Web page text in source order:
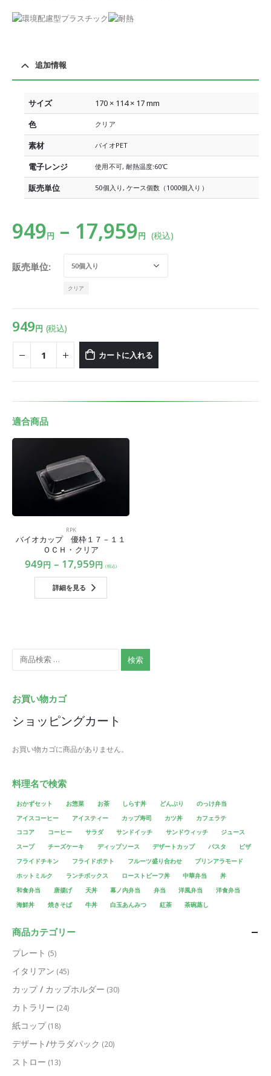
追加情報
サイズ
170 × 114 × 17 mm
色
クリア
素材 バイオPET
電子レンジ 使用不可, 耐熱温度:60℃
販売単位 50個入り, ケース個数（1000個入り）
949円 – 17,959円 (税込)
販売単位
クリア
949円 (税込)
カートに入れる
適合商品
RPK
バイオカップ 優枠１７－１１
ＯＣＨ・クリア
949円 – 17,959円 (税込)
詳細を見る
検索
お買い物カゴ
ショッピングカート
お買い物カゴに商品がありません。
料理名で検索
おかずセット お惣菜 お茶 しらす丼 どんぶり
のっけ弁当
アイスコーヒー
アイスティー カップ寿司 カツ丼
カフェラテ
ココア
コーヒー サラダ サンドイッチ サンドウィッチ
ジュース
スープ
チーズケーキ ディップソース デザートカップ パスタ
ピザ
フライドチキン
フライドポテト フルーツ盛り合わせ
プリンアラモード
ホットミルク
ランチボックス ローストビーフ丼 中華弁当
丼
和食弁当
唐揚げ 天丼 幕ノ内弁当 弁当 洋風弁当
洋食弁当
海鮮丼
焼きそば 牛丼 白玉あんみつ 紅茶 茶碗蒸し
商品カテゴリー
プレート (5)
イタリアン (45)
カップ / カップホルダー (30)
カトラリー (24)
紙コップ (18)
デザート/サラダパック (20)
ストロー (13)